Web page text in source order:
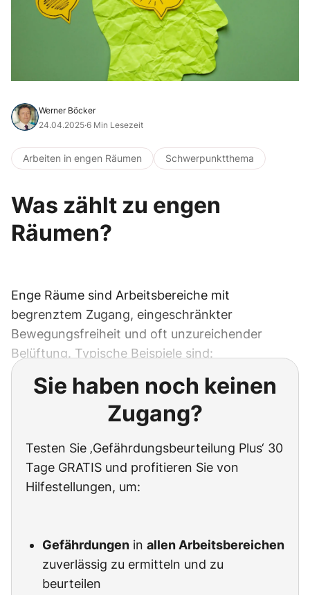
Werner Böcker
24.04.2025·6 Min Lesezeit
Arbeiten in engen Räumen Schwerpunktthema
Was zählt zu engen
Räumen?
Enge Räume sind Arbeitsbereiche mit
begrenztem Zugang, eingeschränkter
Bewegungsfreiheit und oft unzureichender
Belüftung. Typische Beispiele sind:
Sie haben noch keinen
Zugang?
Testen Sie ‚Gefährdungsbeurteilung Plus‘ 30
Tage GRATIS und profitieren Sie von
Hilfestellungen, um:
Gefährdungen in allen Arbeitsbereichen
zuverlässig zu ermitteln und zu
beurteilen